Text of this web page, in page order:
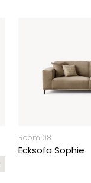
Room108
Ecksofa Sophie